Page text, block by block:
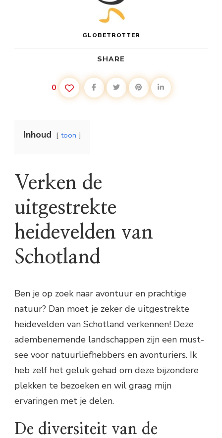
GLOBETROTTER
SHARE
0
Inhoud toon
Verken de
uitgestrekte
heidevelden van
Schotland
Ben je op zoek naar avontuur en prachtige
natuur? Dan moet je zeker de uitgestrekte
heidevelden van Schotland verkennen! Deze
adembenemende landschappen zijn een must-
see voor natuurliefhebbers en avonturiers. Ik
heb zelf het geluk gehad om deze bijzondere
plekken te bezoeken en wil graag mijn
ervaringen met je delen.
De diversiteit van de